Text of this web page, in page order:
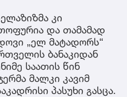
კი
და თამამად
„ელ მატადორს“
ბანაკიდან
საათის წინ
მალკი კავიმ
პასუხი გასცა.